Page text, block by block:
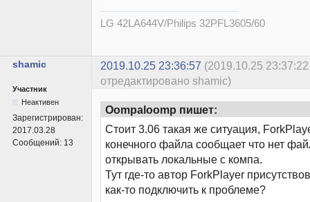
LG 42LA644V/Philips 32PFL3605/60
shamic 2019.10.25 23:36:57 (2019.10.25 23:37:22
отредактировано shamic)
Участник
Неактивен
Зарегистрирован:
2017.03.28
Сообщений: 13
Oompaloomp пишет:
Стоит 3.06 такая же ситуация,
конечного файла сообщает что нет
открывать локальные с компа.
Тут где-то автор ForkPlayer
как-то подключить к проблеме?